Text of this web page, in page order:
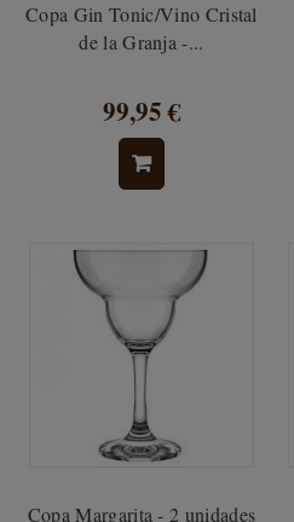
Copa Gin Tonic/Vino Cristal
de la Granja -...
99,95 €
Copa Margarita - 2 unidades